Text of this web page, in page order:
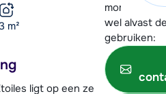
moment
wel alvast
gebruiken:
m²
ligt op een zeer gunstige